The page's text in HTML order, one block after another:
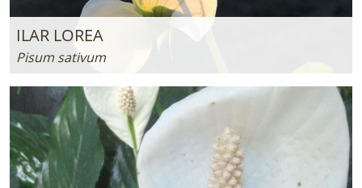
ILAR LOREA
Pisum sativum